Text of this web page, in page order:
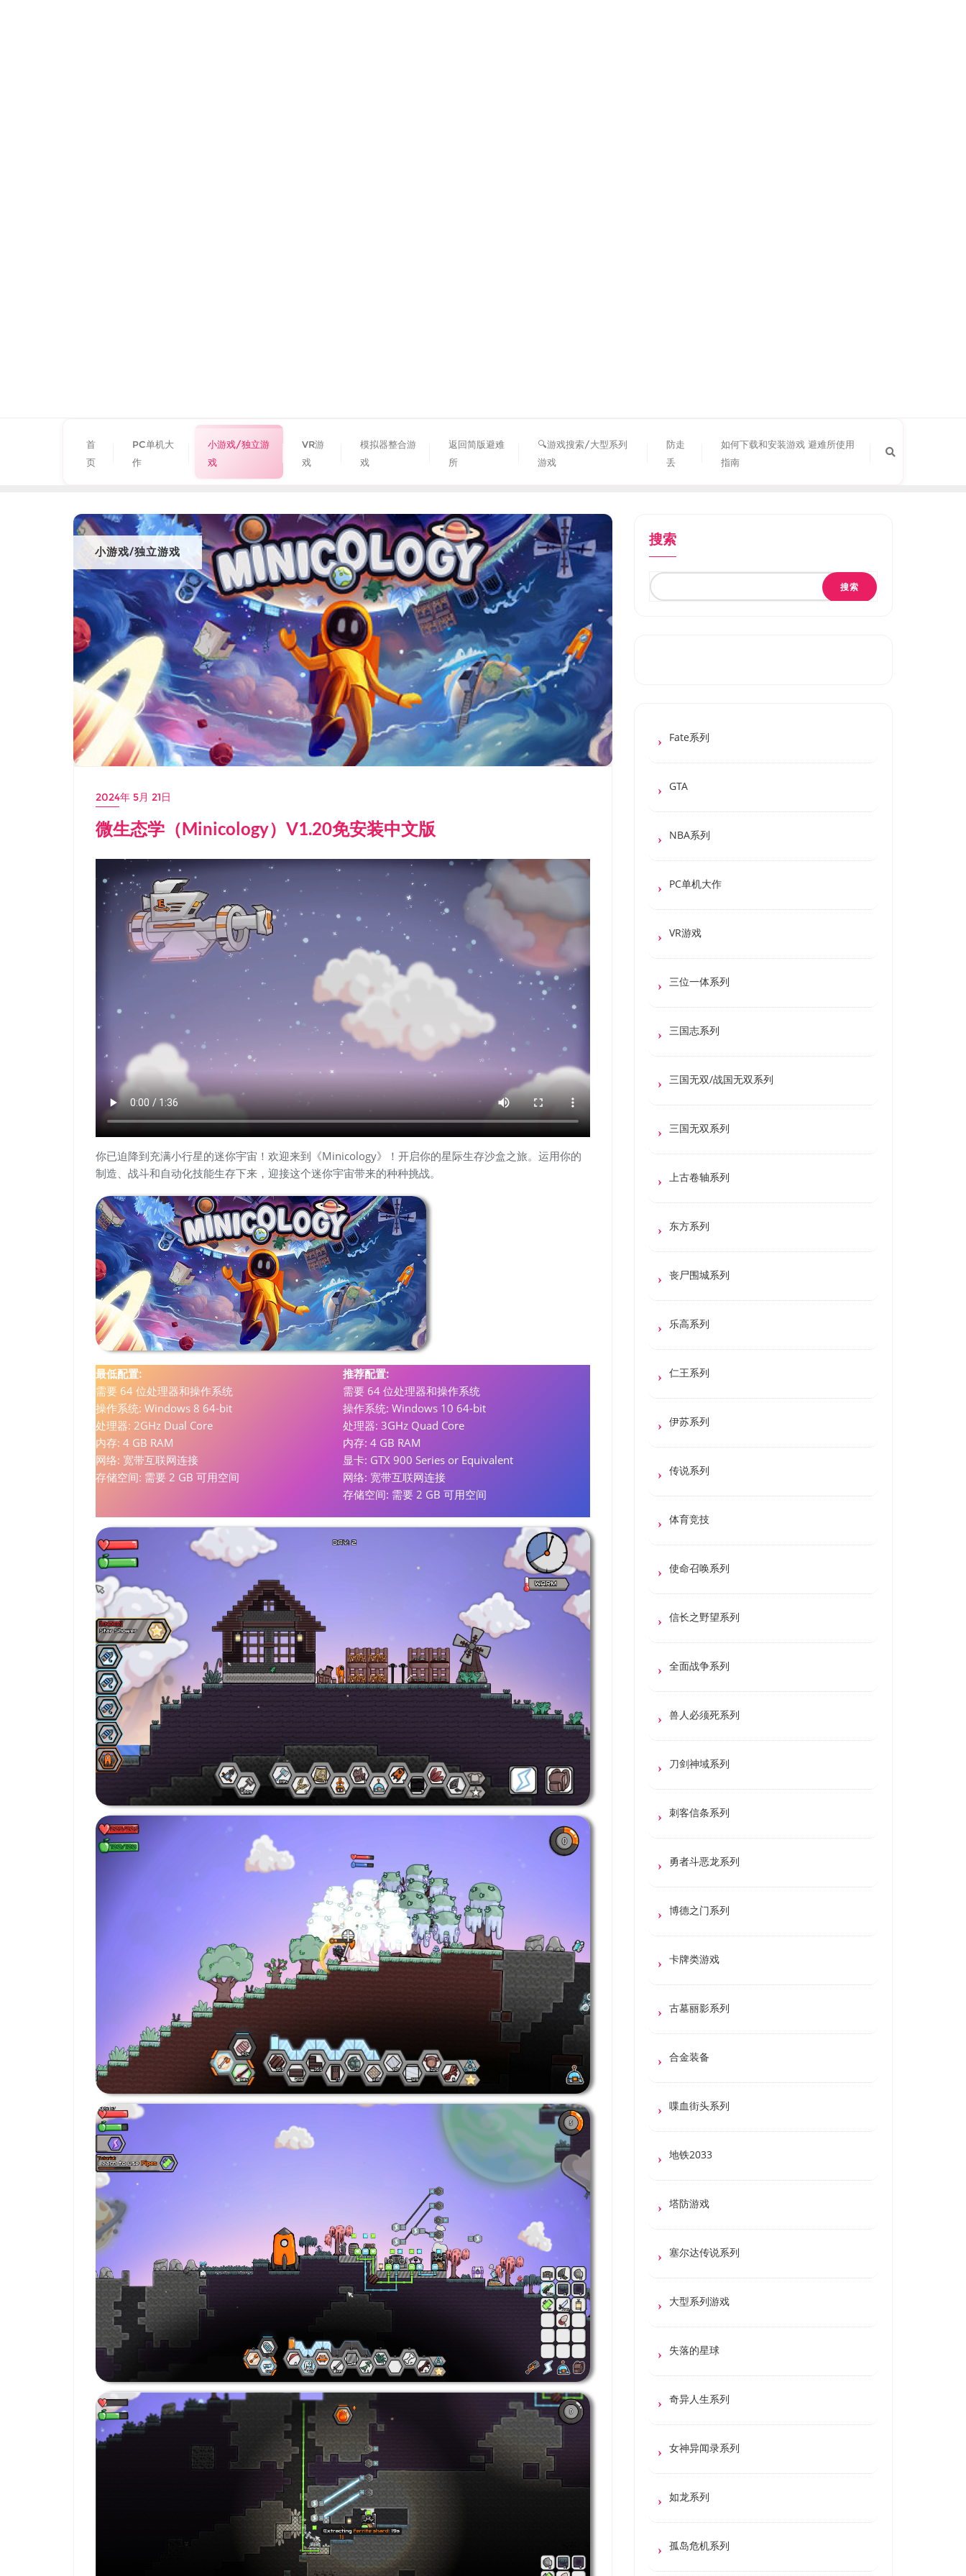
首
页
PC单机大
作
小游戏/独立游
戏
VR游
戏
模拟器整合游
戏
返回简版避难
所
🔍游戏搜索/大型系列
游戏
防走
丢
如何下载和安装游戏 避难所使用
指南
小游戏/独立游戏
2024年 5月 21日
微生态学（Minicology）V1.20免安装中文版
你已迫降到充满小行星的迷你宇宙！欢迎来到《Minicology》！开启你的星际生存沙盒之旅。运用你的
制造、战斗和自动化技能生存下来，迎接这个迷你宇宙带来的种种挑战。
最低配置:
需要 64 位处理器和操作系统
操作系统: Windows 8 64-bit
处理器: 2GHz Dual Core
内存: 4 GB RAM
网络: 宽带互联网连接
存储空间: 需要 2 GB 可用空间
推荐配置:
需要 64 位处理器和操作系统
操作系统: Windows 10 64-bit
处理器: 3GHz Quad Core
内存: 4 GB RAM
显卡: GTX 900 Series or Equivalent
网络: 宽带互联网连接
存储空间: 需要 2 GB 可用空间
搜索
搜索
Fate系列
GTA
NBA系列
PC单机大作
VR游戏
三位一体系列
三国志系列
三国无双/战国无双系列
三国无双系列
上古卷轴系列
东方系列
丧尸围城系列
乐高系列
仁王系列
伊苏系列
传说系列
体育竞技
使命召唤系列
信长之野望系列
全面战争系列
兽人必须死系列
刀剑神域系列
刺客信条系列
勇者斗恶龙系列
博德之门系列
卡牌类游戏
古墓丽影系列
合金装备
喋血街头系列
地铁2033
塔防游戏
塞尔达传说系列
大型系列游戏
失落的星球
奇异人生系列
女神异闻录系列
如龙系列
孤岛危机系列